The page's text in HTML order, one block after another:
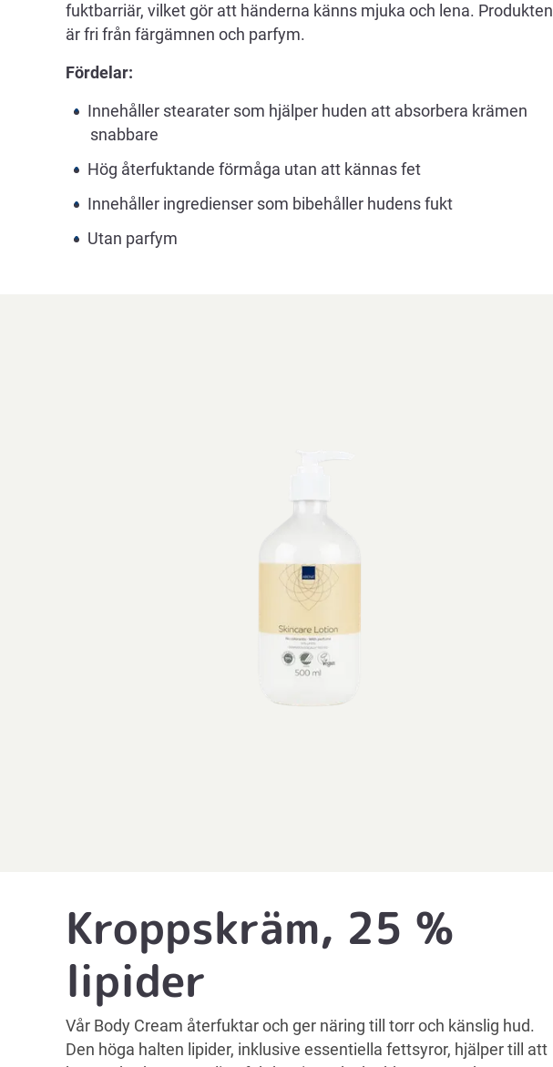
fuktbarriär, vilket gör att händerna känns mjuka och lena. Produkten
är fri från färgämnen och parfym.
Fördelar:
Innehåller stearater som hjälper huden att absorbera krämen
snabbare
Hög återfuktande förmåga utan att kännas fet
Innehåller ingredienser som bibehåller hudens fukt
Utan parfym
Kroppskräm, 25 %
lipider
Vår Body Cream återfuktar och ger näring till torr och känslig hud.
Den höga halten lipider, inklusive essentiella fettsyror, hjälper till att